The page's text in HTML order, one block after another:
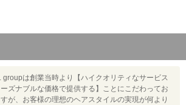
groupは創業当時より【ハイクオリティなサービス
ズナブルな価格で提供する】ことにこだわってお
すが、お客様の理想のヘアスタイルの実現が何より